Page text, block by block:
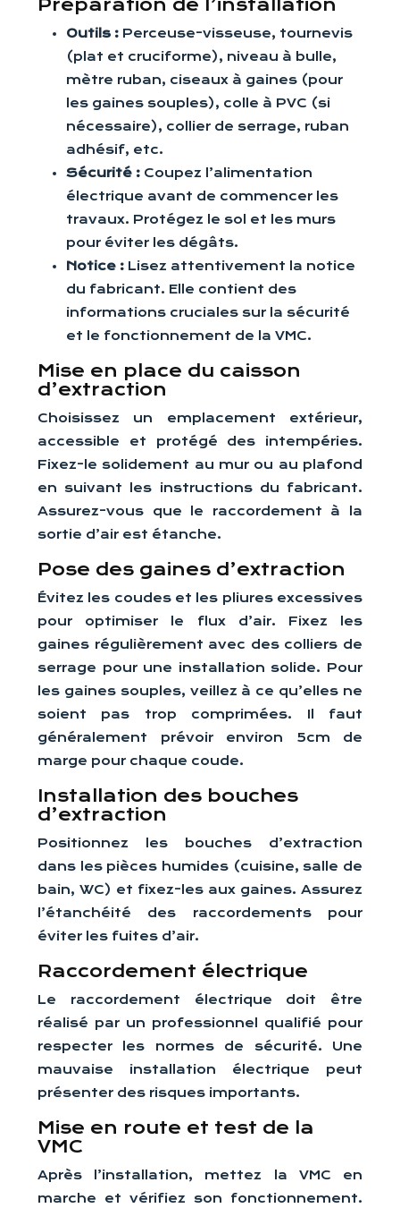
Préparation de l’installation
Outils : Perceuse-visseuse, tournevis
(plat et cruciforme), niveau à bulle,
mètre ruban, ciseaux à gaines (pour
les gaines souples), colle à PVC (si
nécessaire), collier de serrage, ruban
adhésif, etc.
Sécurité : Coupez l’alimentation
électrique avant de commencer les
travaux. Protégez le sol et les murs
pour éviter les dégâts.
Notice : Lisez attentivement la notice
du fabricant. Elle contient des
informations cruciales sur la sécurité
et le fonctionnement de la VMC.
Mise en place du caisson
d’extraction
Choisissez un emplacement extérieur,
accessible et protégé des intempéries.
Fixez-le solidement au mur ou au plafond
en suivant les instructions du fabricant.
Assurez-vous que le raccordement à la
sortie d’air est étanche.
Pose des gaines d’extraction
Évitez les coudes et les pliures excessives
pour optimiser le flux d’air. Fixez les
gaines régulièrement avec des colliers de
serrage pour une installation solide. Pour
les gaines souples, veillez à ce qu’elles ne
soient pas trop comprimées. Il faut
généralement prévoir environ 5cm de
marge pour chaque coude.
Installation des bouches
d’extraction
Positionnez les bouches d’extraction
dans les pièces humides (cuisine, salle de
bain, WC) et fixez-les aux gaines. Assurez
l’étanchéité des raccordements pour
éviter les fuites d’air.
Raccordement électrique
Le raccordement électrique doit être
réalisé par un professionnel qualifié pour
respecter les normes de sécurité. Une
mauvaise installation électrique peut
présenter des risques importants.
Mise en route et test de la
VMC
Après l’installation, mettez la VMC en
marche et vérifiez son fonctionnement.